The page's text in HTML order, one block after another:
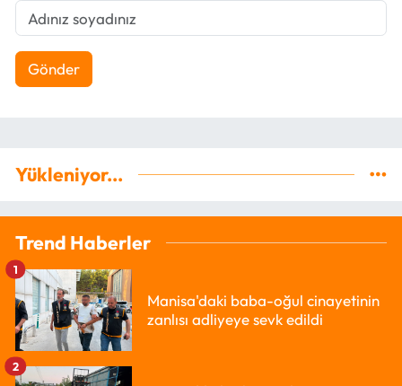
Gönder
Yükleniyor...
Trend Haberler
Manisa'daki baba-oğul cinayetinin
zanlısı adliyeye sevk edildi
1
2